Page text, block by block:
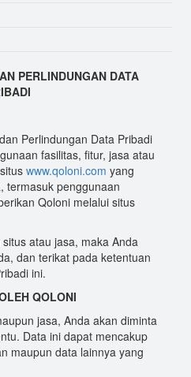
PERLINDUNGAN DATA
Perlindungan Data Pribadi
fasilitas, fitur, jasa atau
www.qoloni.com yang
termasuk penggunaan
Qoloni melalui situs
atau jasa, maka Anda
dan terikat pada ketentuan
ini.
QOLONI
jasa, Anda akan diminta
Data ini dapat mencakup
maupun data lainnya yang